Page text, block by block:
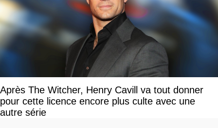
Après The Witcher, Henry Cavill va tout donner
pour cette licence encore plus culte avec une
autre série